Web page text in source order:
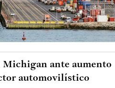
ante aumento
automovilístico